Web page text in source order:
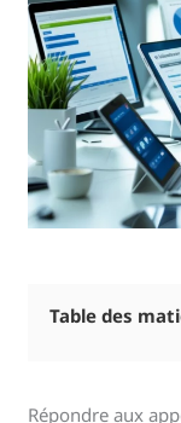
Table des
Répondre aux